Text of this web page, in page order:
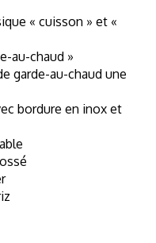
« cuisson » et «
au-chaud »
garde-au-chaud une
bordure en inox et